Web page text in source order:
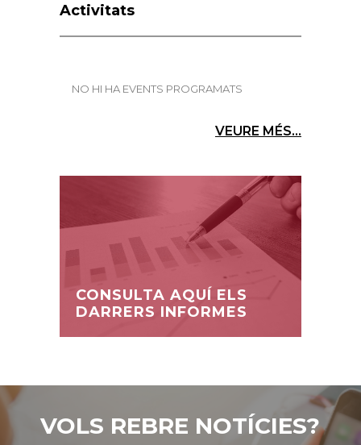
Activitats
NO HI HA EVENTS PROGRAMATS
VEURE MÉS...
CONSULTA AQUÍ ELS
DARRERS INFORMES
VOLS REBRE NOTÍCIES?